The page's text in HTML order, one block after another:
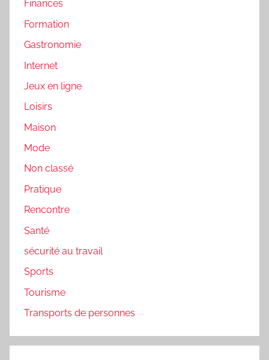
Finances
Formation
Gastronomie
Internet
Jeux en ligne
Loisirs
Maison
Mode
Non classé
Pratique
Rencontre
Santé
sécurité au travail
Sports
Tourisme
Transports de personnes